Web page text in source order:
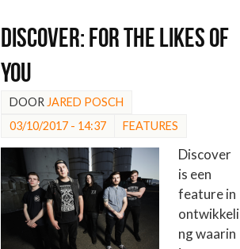
DISCOVER: For the Likes of
You
DOOR JARED POSCH
03/10/2017 - 14:37
FEATURES
Discover
is een
feature in
ontwikkeli
ng waarin